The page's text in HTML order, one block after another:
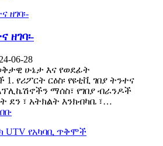
ዘገባ፡-
06-28
ሁኔታ እና የወደፊት
የሪፖርት ርዕስ፡ የዩቲቪ ገበያ ትንተና
አፕሊኬሽኖችን ማሰስ፣ የገበያ ብራንዶች
ደን ፣ አትክልት እንክብካቤ ፣…